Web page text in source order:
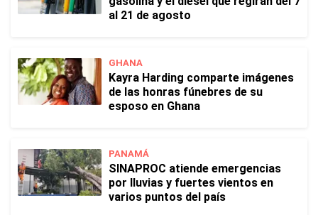
al 21 de agosto
GHANA
Kayra Harding comparte imágenes
de las honras fúnebres de su
esposo en Ghana
PANAMÁ
SINAPROC atiende emergencias
por lluvias y fuertes vientos en
varios puntos del país